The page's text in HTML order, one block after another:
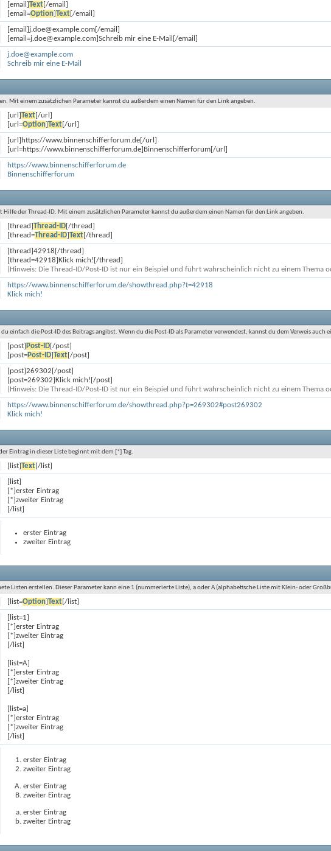
[email]Text[/email]
[email=Option]Text[/email]
[email]j.doe@example.com[/email]
[email=j.doe@example.com]Schreib mir eine E-Mail[/email]
j.doe@example.com
Schreib mir eine E-Mail
Mit einem zusätzlichen Parameter kannst du außerdem einen Namen für den Link angeben.
[url]Text[/url]
[url=Option]Text[/url]
[url]https://www.binnenschifferforum.de[/url]
[url=https://www.binnenschifferforum.de]Binnenschifferforum[/url]
https://www.binnenschifferforum.de
Binnenschifferforum
der Thread-ID. Mit einem zusätzlichen Parameter kannst du außerdem einen Namen für den Link angeben.
[thread]Thread-ID[/thread]
[thread=Thread-ID]Text[/thread]
[thread]42918[/thread]
[thread=42918]Klick mich![/thread]
(Hinweis: Die Thread-ID/Post-ID ist nur ein Beispiel und führt wahrscheinlich nicht zu einem Thema
https://www.binnenschifferforum.de/showthread.php?t=42918
Klick mich!
einfach die Post-ID des Beitrags angibst. Wenn du die Post-ID als Parameter verwendest, kannst du dem Verweis auch
[post] Post-ID[/post]
[post=Post-ID]Text[/post]
[post]269302[/post]
[post=269302]Klick mich![/post]
(Hinweis: Die Thread-ID/Post-ID ist nur ein Beispiel und führt wahrscheinlich nicht zu einem Thema
https://www.binnenschifferforum.de/showthread.php?p=269302#post269302
Klick mich!
Eintrag in dieser Liste beginnt mit dem [*] Tag.
[list]Text[/list]
[list]
[*]erster Eintrag
[*]zweiter Eintrag
[/list]
erster Eintrag
zweiter Eintrag
Listen erstellen. Dieser Parameter kann eine 1 (nummerierte Liste), a oder A (alphabetische Liste mit Klein- oder
[list=Option]Text[/list]
[list=1]
[*]erster Eintrag
[*]zweiter Eintrag
[/list]
[list=A]
[*]erster Eintrag
[*]zweiter Eintrag
[/list]
[list=a]
[*]erster Eintrag
[*]zweiter Eintrag
[/list]
erster Eintrag
zweiter Eintrag
erster Eintrag
zweiter Eintrag
erster Eintrag
zweiter Eintrag